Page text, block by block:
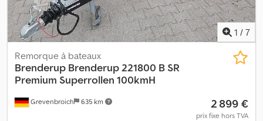
1 / 7
Grevenbroich 635 km
Remorque à bateaux
Brenderup Brenderup 221800 B SR
Premium Superrollen 100kmH
2 899 €
prix fixe hors TVA